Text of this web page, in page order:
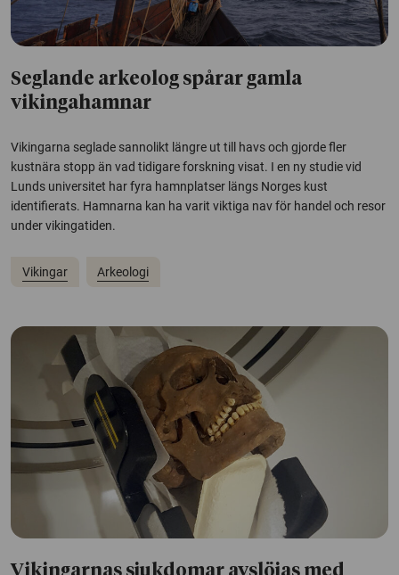
Seglande arkeolog spårar gamla
vikingahamnar
Vikingarna seglade sannolikt längre ut till havs och gjorde fler
kustnära stopp än vad tidigare forskning visat. I en ny studie vid
Lunds universitet har fyra hamnplatser längs Norges kust
identifierats. Hamnarna kan ha varit viktiga nav för handel och resor
under vikingatiden.
Vikingar Arkeologi